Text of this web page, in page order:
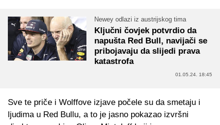
Newey odlazi iz austrijskog tima
Ključni čovjek potvrdio da
napušta Red Bull, navijači se
pribojavaju da slijedi prava
katastrofa
01.05.24. 18:45
Sve te priče i Wolffove izjave počele su da smetaju i
ljudima u Red Bullu, a to je jasno pokazao izvršni